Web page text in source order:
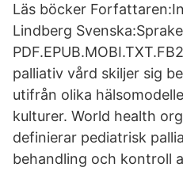
Läs böcker
Lindberg
palliativ vård skiljer sig
utifrån olika
kulturer. World health
definierar pediatrisk
behandling och kontroll